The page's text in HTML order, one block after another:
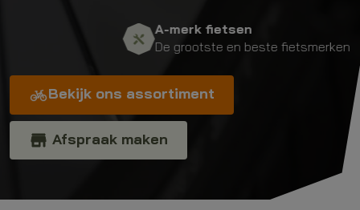
A-merk fietsen
De grootste en beste fietsmerken
Bekijk ons assortiment
Afspraak maken